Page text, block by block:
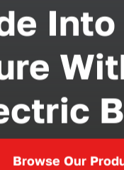
Into
Browse Our